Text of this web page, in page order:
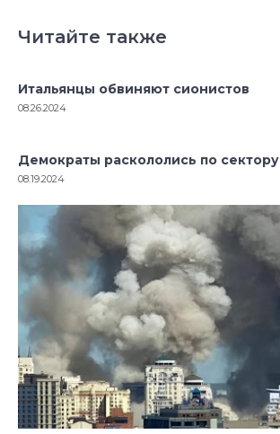
Читайте также
Итальянцы обвиняют сионистов
08.26.2024
Демократы раскололись по сектору
08.19.2024